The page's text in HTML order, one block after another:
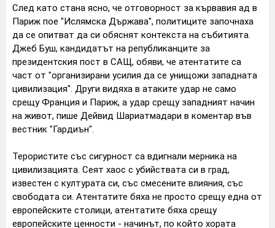
След като стана ясно, че отговорност за кървавия ад в
Париж пое "Ислямска Държава", политиците започнаха
да се опитват да си обяснят контекста на събитията.
Джеб Буш, кандидатът на републиканците за
президентския пост в САЩ, обяви, че атентатите са
част от "организирани усилия да се унищожи западната
цивилизация". Други видяха в атаките удар не само
срещу Франция и Париж, а удар срещу западният начин
на живот, пише Дейвид Шариатмадари в коментар във
вестник "Гардиън".
Терористите със сигурност са вдигнали мерника на
цивилизацията. Сеят хаос с убийствата си в град,
известен с културата си, със смесените влияния, със
свободата си. Атентатите бяха не просто срещу една от
европейските столици, атентатите бяха срещу
европейските ценности - начинът, по който хората